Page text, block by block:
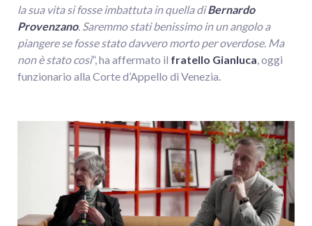
la sua vita si fosse imbattuta in quella diBernardo
Provenzano. Saremmo stati benissimo in un angolo a
piangere se fosse stato davvero morto per overdose. Ma
non è stato così”, ha affermato il fratello Gianluca , oggi
funzionario alla Corte d’Appello di Venezia.